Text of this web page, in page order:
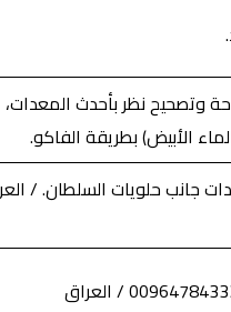
وتصحيح نظر بأحدث
الأبيض) بطريقة الفاكو.
جانب حلويات السلطان. /